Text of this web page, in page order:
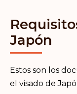
Japón
Estos son los
el visado de